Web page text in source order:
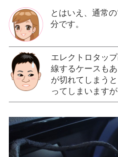
とはいえ、通常
分です。
エレクトロタッ
線するケースも
が切れてしまう
ってしまいます